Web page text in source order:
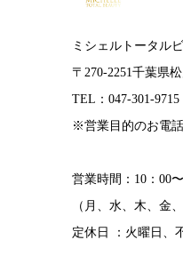
ミシェルトータル
〒270-2251千葉県
TEL：047-301-9715
※営業目的のお電
営業時間：10：00
（月、水、木、金
定休日 ：火曜日、